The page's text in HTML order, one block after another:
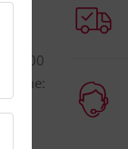
300